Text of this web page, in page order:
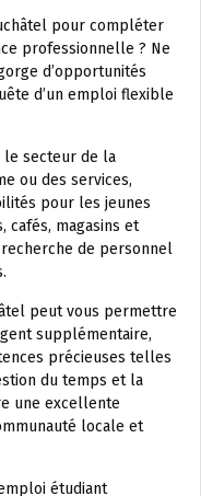
pour compléter
professionnelle ? Ne
d’opportunités
d’un emploi flexible
le secteur de la
ou des services,
pour les jeunes
cafés, magasins et
de personnel
peut vous permettre
supplémentaire,
précieuses telles
du temps et la
une excellente
locale et
étudiant